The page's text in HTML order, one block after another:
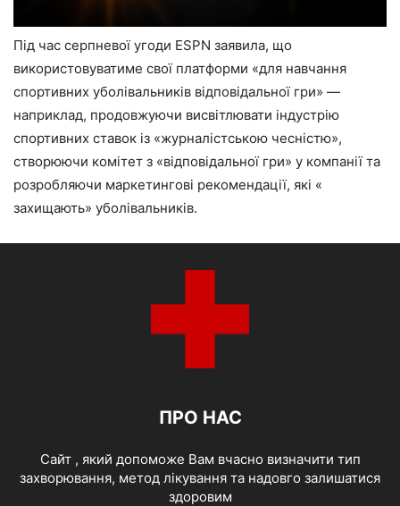
Під час серпневої угоди ESPN заявила, що
використовуватиме свої платформи «для навчання
спортивних уболівальників відповідальної гри» —
наприклад, продовжуючи висвітлювати індустрію
спортивних ставок із «журналістською чесністю»,
створюючи комітет з «відповідальної гри» у компанії та
розробляючи маркетингові рекомендації, які «
захищають» уболівальників.
ПРО НАС
Cайт , який допоможе Вам вчасно визначити тип
захворювання, метод лікування та надовго залишатися
здоровим